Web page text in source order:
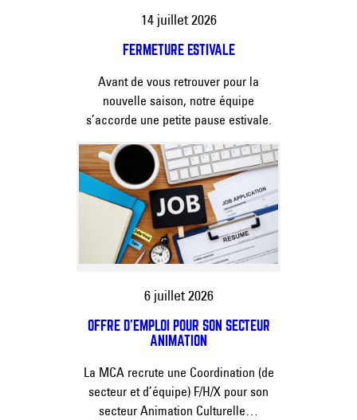
14 juillet 2026
FERMETURE ESTIVALE
Avant de vous retrouver pour la
nouvelle saison, notre équipe
s’accorde une petite pause estivale.
6 juillet 2026
OFFRE D’EMPLOI POUR SON SECTEUR
ANIMATION
La MCA recrute une Coordination (de
secteur et d’équipe) F/H/X pour son
secteur Animation Culturelle…